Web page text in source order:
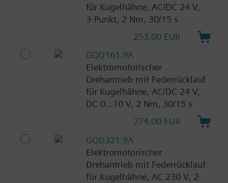
für Kugelhähne, AC/DC 24 V,
3-Punkt, 2 Nm, 30/15 s
253,00 EUR
GQD161.9A
Elektromotorischer
Drehantrieb mit Federrücklauf
für Kugelhähne, AC/DC 24 V,
DC 0...10 V, 2 Nm, 30/15 s
274,00 EUR
GQD321.9A
Elektromotorischer
Drehantrieb mit Federrücklauf
für Kugelhähne, AC 230 V, 2-